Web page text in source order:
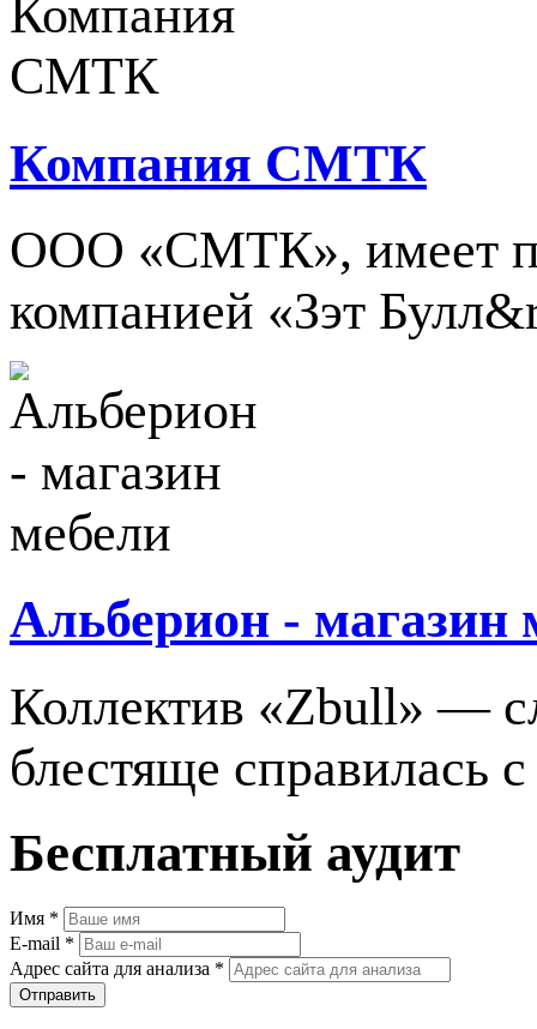
Компания СМТК
ООО «СМТК», имеет
компанией «Зэт
Альберион - магазин
Коллектив «Zbull» —
блестяще справилась
Бесплатный аудит
Имя *
E-mail *
Адрес сайта для анализа *